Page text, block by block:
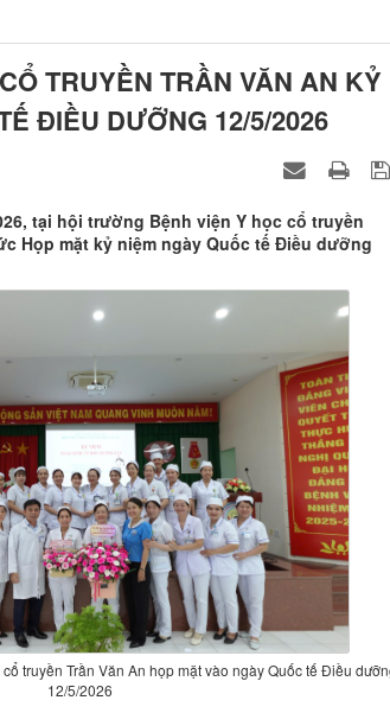
TRUYỀN TRẦN VĂN AN KỶ
ĐIỀU DƯỠNG 12/5/2026
tại hội trường Bệnh viện Y học cổ truyền
Họp mặt kỷ niệm ngày Quốc tế Điều dưỡng
truyền Trần Văn An họp mặt vào ngày Quốc tế Điều
12/5/2026